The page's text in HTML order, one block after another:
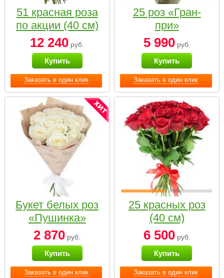
Заказать в один клик
51 красная роза
по акции (40 см)
12 240 руб.
Купить
Заказать в один клик
25 роз «Гран-
при»
5 990руб.
Купить
Заказать в один клик
Букет белых роз
«Пушинка»
2 870 руб.
Купить
Заказать в один клик
25 красных роз
(40 см)
6 500руб.
Купить